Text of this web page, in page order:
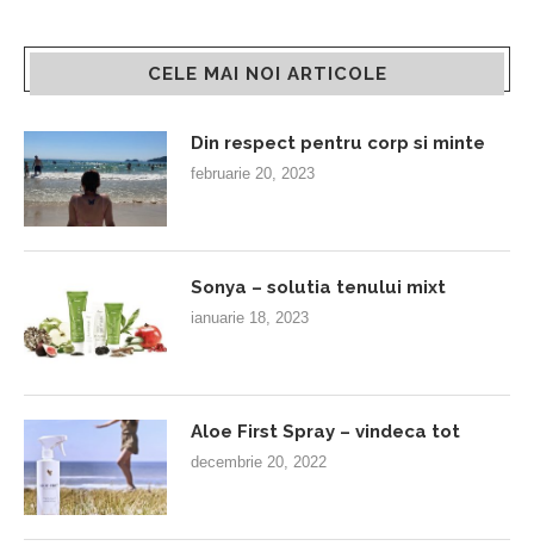
CELE MAI NOI ARTICOLE
Din respect pentru corp si minte
februarie 20, 2023
Sonya – solutia tenului mixt
ianuarie 18, 2023
Aloe First Spray – vindeca tot
decembrie 20, 2022